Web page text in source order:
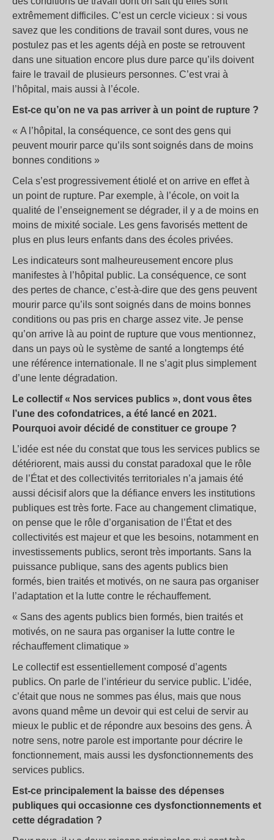
extrêmement difficiles. C’est un cercle vicieux : si vous
savez que les conditions de travail sont dures, vous ne
postulez pas et les agents déjà en poste se retrouvent
dans une situation encore plus dure parce qu’ils doivent
faire le travail de plusieurs personnes. C’est vrai à
l’hôpital, mais aussi à l’école.
Est-ce qu’on ne va pas arriver à un point de rupture ?
« A l’hôpital, la conséquence, ce sont des gens qui
peuvent mourir parce qu’ils sont soignés dans de moins
bonnes conditions »
Cela s’est progressivement étiolé et on arrive en effet à
un point de rupture. Par exemple, à l’école, on voit la
qualité de l’enseignement se dégrader, il y a de moins en
moins de mixité sociale. Les gens favorisés mettent de
plus en plus leurs enfants dans des écoles privées.
Les indicateurs sont malheureusement encore plus
manifestes à l’hôpital public. La conséquence, ce sont
des pertes de chance, c’est-à-dire que des gens peuvent
mourir parce qu’ils sont soignés dans de moins bonnes
conditions ou pas pris en charge assez vite. Je pense
qu’on arrive là au point de rupture que vous mentionnez,
dans un pays où le système de santé a longtemps été
une référence internationale. Il ne s’agit plus simplement
d’une lente dégradation.
Le collectif « Nos services publics », dont vous êtes
l’une des cofondatrices, a été lancé en 2021.
Pourquoi avoir décidé de constituer ce groupe ?
L’idée est née du constat que tous les services publics se
détériorent, mais aussi du constat paradoxal que le rôle
de l’État et des collectivités territoriales n’a jamais été
aussi décisif alors que la défiance envers les institutions
publiques est très forte. Face au changement climatique,
on pense que le rôle d’organisation de l’État et des
collectivités est majeur et que les besoins, notamment en
investissements publics, seront très importants. Sans la
puissance publique, sans des agents publics bien
formés, bien traités et motivés, on ne saura pas organiser
l’adaptation et la lutte contre le réchauffement.
« Sans des agents publics bien formés, bien traités et
motivés, on ne saura pas organiser la lutte contre le
réchauffement climatique »
Le collectif est essentiellement composé d’agents
publics. On parle de l’intérieur du service public. L’idée,
c’était que nous ne sommes pas élus, mais que nous
avons quand même un devoir qui est celui de servir au
mieux le public et de répondre aux besoins des gens. À
notre sens, notre parole est importante pour décrire le
fonctionnement, mais aussi les dysfonctionnements des
services publics.
Est-ce principalement la baisse des dépenses
publiques qui occasionne ces dysfonctionnements et
cette dégradation ?